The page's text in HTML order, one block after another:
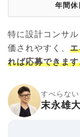
年間休
特に設計コンサ
価されやすく、
れば応募できま
すべらな
末永雄大